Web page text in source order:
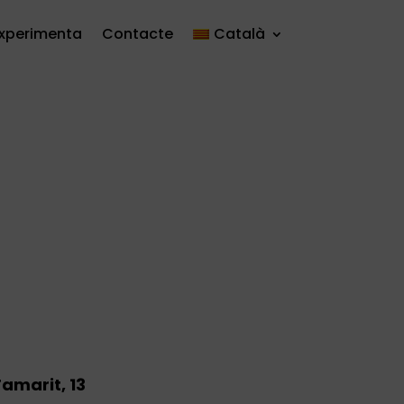
Contacte Català
13